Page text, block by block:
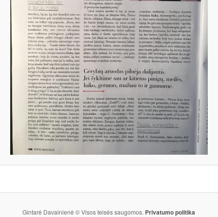
Gintarė Davainienė © Visos teisės saugomos. Privatumo politika